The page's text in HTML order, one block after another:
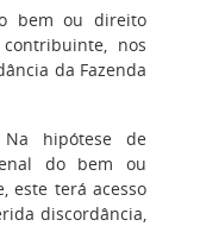
bem ou direito
nos
da Fazenda
hipótese de
do bem ou
este terá acesso
discordância,